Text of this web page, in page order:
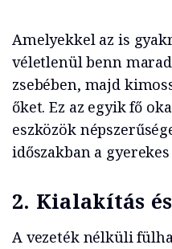
Amelyekkel az is
véletlenül benn
zsebében, majd
őket. Ez az egyik fő
eszközök
időszakban a
2. Kialakítás
A vezeték nélküli